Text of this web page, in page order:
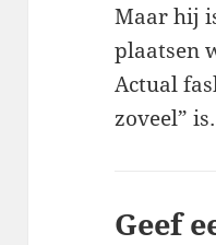
Maar hij
plaatsen
Actual
zoveel”
Geef